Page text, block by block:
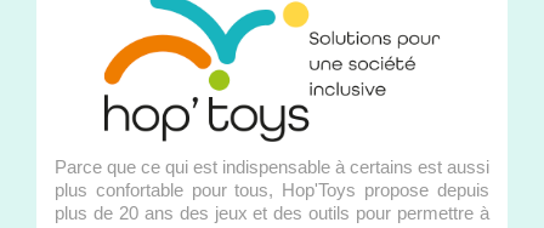
Parce que ce qui est indispensable à certains est aussi
plus confortable pour tous, Hop'Toys propose depuis
plus de 20 ans des jeux et des outils pour permettre à